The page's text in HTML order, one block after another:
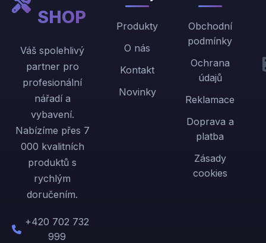
SHOP
Váš spolehlivý
partner pro
profesionální
nářadí a
vybavení.
Nabízíme přes 7
000 kvalitních
produktů s
rychlým
doručením.
+420 702 732
999
Produkty
O nás
Kontakt
Novinky
Obchodní
podmínky
Ochrana
údajů
Reklamace
Doprava a
platba
Zásady
cookies